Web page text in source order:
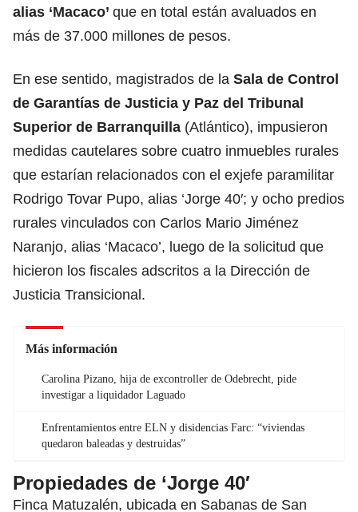
alias ‘Macaco’ que en total están avaluados en
más de 37.000 millones de pesos.
En ese sentido, magistrados de la Sala de Control
de Garantías de Justicia y Paz del Tribunal
Superior de Barranquilla (Atlántico), impusieron
medidas cautelares sobre cuatro inmuebles rurales
que estarían relacionados con el exjefe paramilitar
Rodrigo Tovar Pupo, alias ‘Jorge 40′; y ocho predios
rurales vinculados con Carlos Mario Jiménez
Naranjo, alias ‘Macaco’, luego de la solicitud que
hicieron los fiscales adscritos a la Dirección de
Justicia Transicional.
Más información
Carolina Pizano, hija de excontroller de Odebrecht, pide
investigar a liquidador Laguado
Enfrentamientos entre ELN y disidencias Farc: “viviendas
quedaron baleadas y destruidas”
Propiedades de ‘Jorge 40′
Finca Matuzalén, ubicada en Sabanas de San